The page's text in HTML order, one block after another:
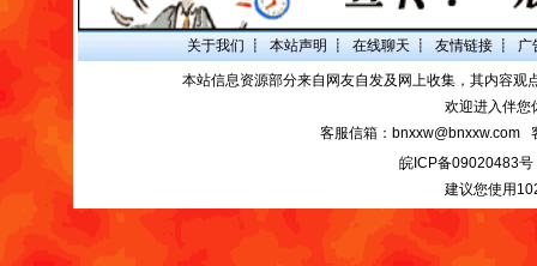
关于我们 ┋ 本站声明 ┋ 在线聊天 ┋ 友情链接 ┋ 广
本站信息资源部分来自网友自发及网上收集，其内容
欢迎进入伴您
客服信箱：bnxxw@bnxxw.com
皖ICP备09020483号
建议您使用